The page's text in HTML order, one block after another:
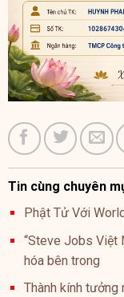
Tin cùng chuyên
Phật Tử Với
“Steve Jobs Việt
hóa bên trong
Thành kính tưởng